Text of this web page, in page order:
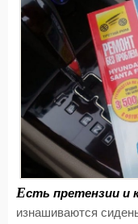
Есть претензии и
изнашиваются